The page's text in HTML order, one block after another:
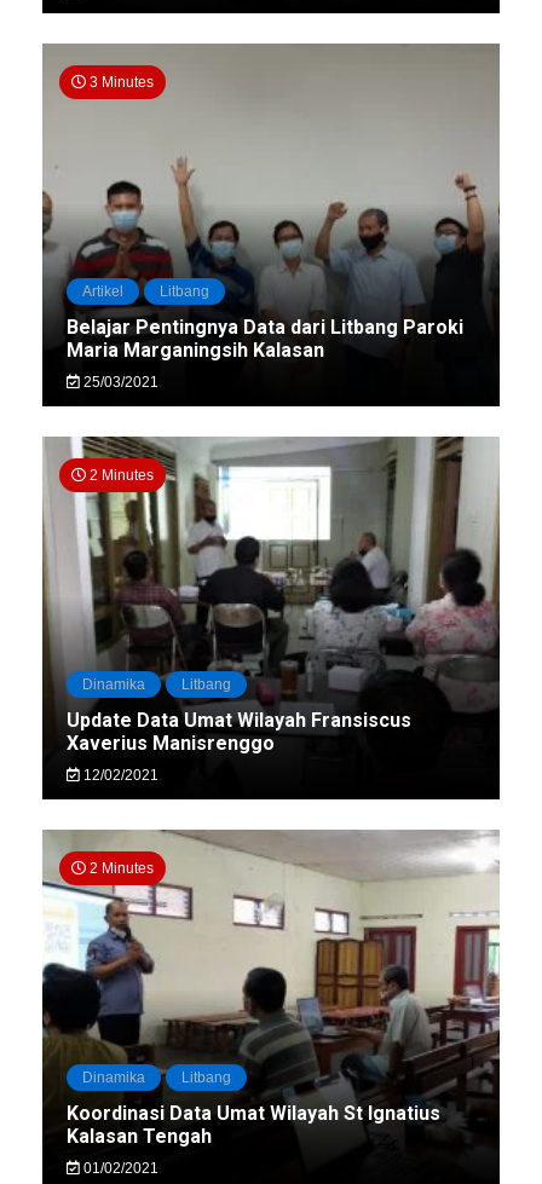
3 Minutes
Artikel Litbang
Belajar Pentingnya Data dari Litbang Paroki
Maria Marganingsih Kalasan
25/03/2021
2 Minutes
Dinamika Litbang
Update Data Umat Wilayah Fransiscus
Xaverius Manisrenggo
12/02/2021
2 Minutes
Dinamika Litbang
Koordinasi Data Umat Wilayah St Ignatius
Kalasan Tengah
01/02/2021